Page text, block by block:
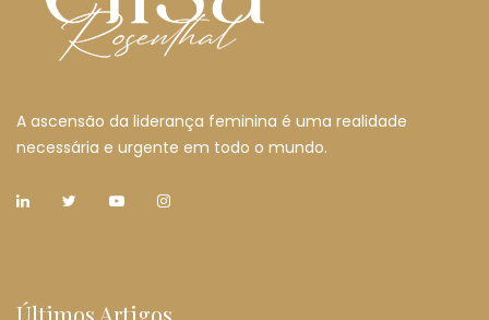
A ascensão da liderança feminina é uma realidade
necessária e urgente em todo o mundo.
Últimos Artigos